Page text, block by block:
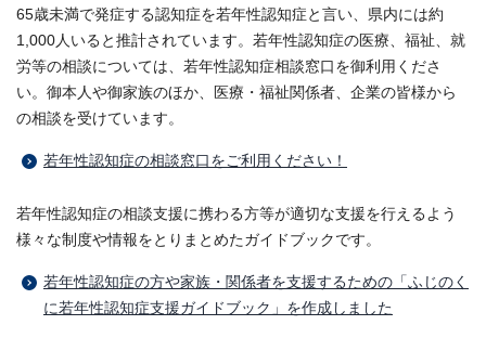
65歳未満で発症する認知症を若年性認知症と言い、県内には約
1,000人いると推計されています。若年性認知症の医療、福祉、就
労等の相談については、若年性認知症相談窓口を御利用くださ
い。御本人や御家族のほか、医療・福祉関係者、企業の皆様から
の相談を受けています。
若年性認知症の相談窓口をご利用ください！
若年性認知症の相談支援に携わる方等が適切な支援を行えるよう
様々な制度や情報をとりまとめたガイドブックです。
若年性認知症の方や家族・関係者を支援するための「ふじのく
に若年性認知症支援ガイドブック」を作成しました